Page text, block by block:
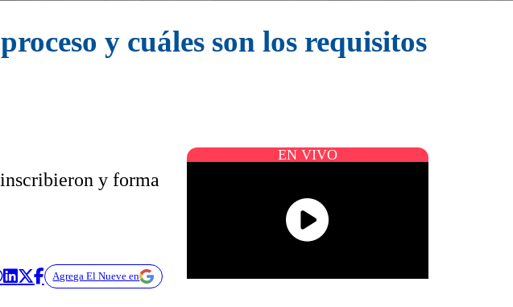
y cuáles son los requisitos
y forma
Agrega El Nueve en
EN VIVO